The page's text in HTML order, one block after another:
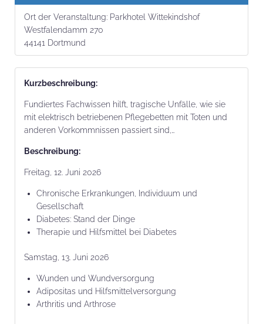
Ort der Veranstaltung: Parkhotel Wittekindshof
Westfalendamm 270
44141 Dortmund
Kurz­beschrei­bung:
Fundiertes Fachwissen hilft, tragische Unfälle, wie sie
mit elektrisch betriebenen Pflegebetten mit Toten und
anderen Vorkommnissen passiert sind,…
Beschrei­bung:
Freitag, 12. Juni 2026
Chronische Erkrankungen, Individuum und
Gesellschaft
Diabetes: Stand der Dinge
Therapie und Hilfsmittel bei Diabetes
Samstag, 13. Juni 2026
Wunden und Wundversorgung
Adipositas und Hilfsmittelversorgung
Arthritis und Arthrose